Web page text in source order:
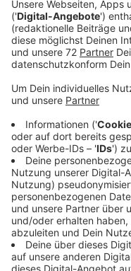
deshalb nicht
immer weiter
dass Zecken wohl
und Menschen mit
Biss, dann sollte man
Anzeige
Wie reagieren bei
Anzeige
Bloß nicht in Panik